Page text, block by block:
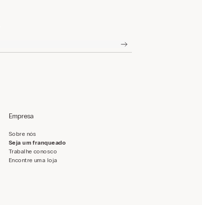
Empresa
Sobre nós
Seja um franqueado
Trabalhe conosco
Encontre uma loja